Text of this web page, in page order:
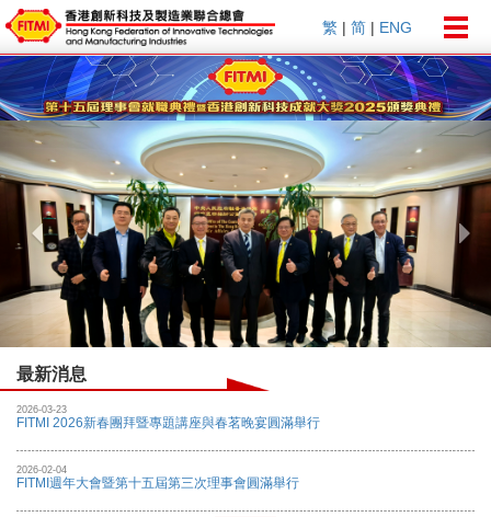
繁 | 简 | ENG
Previous
最新消息
2026-03-23
FITMI 2026新春團拜暨專題講座與春茗晚宴圓滿舉行
2026-02-04
FITMI週年大會暨第十五屆第三次理事會圓滿舉行